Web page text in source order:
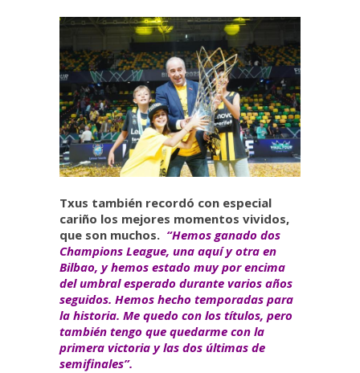
Txus también recordó con especial
cariño los mejores momentos vividos,
que son muchos. “Hemos ganado dos
Champions League, una aquí y otra en
Bilbao, y hemos estado muy por encima
del umbral esperado durante varios años
seguidos. Hemos hecho temporadas para
la historia. Me quedo con los títulos, pero
también tengo que quedarme con la
primera victoria y las dos últimas de
semifinales”.